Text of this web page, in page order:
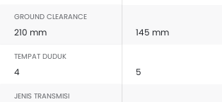
GROUND CLEARANCE
210 mm 145 mm
TEMPAT DUDUK
4 5
JENIS TRANSMISI